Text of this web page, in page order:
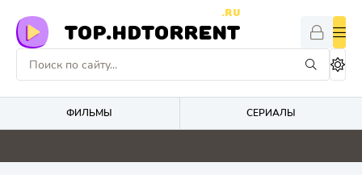
TOP.HDTORRENT
.RU
ФИЛЬМЫ СЕРИАЛЫ
0 0 5.3 4.1